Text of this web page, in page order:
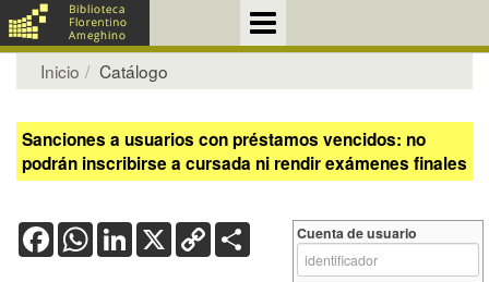
Inicio Catálogo
Sanciones a usuarios con préstamos vencidos: no
podrán inscribirse a cursada ni rendir exámenes finales
FacebookWhatsApp
LinkedIn
X Copy
Link
Cuenta de usuario